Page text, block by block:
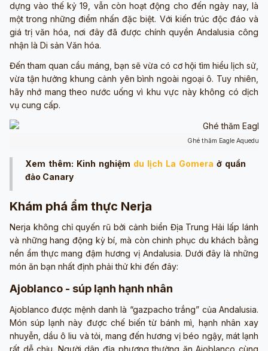
dựng vào thế kỷ 19, vẫn còn hoạt động cho đến ngày nay, là
một trong những điểm nhấn đặc biệt. Với kiến trúc độc đáo và
giá trị văn hóa, nơi đây đã được chính quyền Andalusia công
nhận là Di sản Văn hóa.
Đến tham quan cầu máng, bạn sẽ vừa có cơ hội tìm hiểu lịch sử,
vừa tận hưởng khung cảnh yên bình ngoài ngoại ô. Tuy nhiên,
hãy nhớ mang theo nước uống vì khu vực này không có dịch
vụ cung cấp.
Ghé thăm Eagle
Xem thêm: Kinh nghiệm du lịch La Gomera ở quần
đảo Canary
Khám phá ẩm thực Nerja
Nerja không chỉ quyến rũ bởi cảnh biển Địa Trung Hải lấp lánh
và những hang động kỳ bí, mà còn chinh phục du khách bằng
nền ẩm thực mang đậm hương vị Andalusia. Dưới đây là những
món ăn bạn nhất định phải thử khi đến đây:
Ajoblanco - súp lạnh hạnh nhân
Ajoblanco được mệnh danh là “gazpacho trắng” của Andalusia.
Món súp lạnh này được chế biến từ bánh mì, hạnh nhân xay
nhuyễn, dầu ô liu và tỏi, mang đến hương vị béo ngậy, mát lạnh